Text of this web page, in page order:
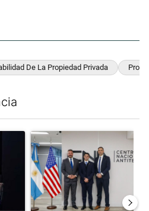
De La Propiedad Privada
el título "Luis Caputo aclaró sus
Un artículo de tendencia con